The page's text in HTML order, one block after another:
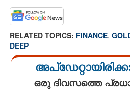
RELATED TOPICS: FINANCE,
DEEP
ഒരു ദിവസത്തെ